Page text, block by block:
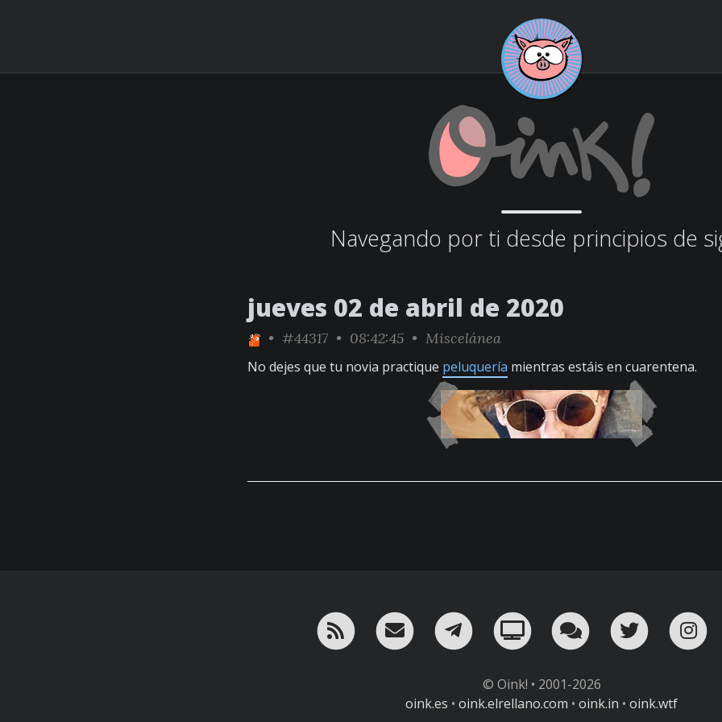
Navegando por ti desde principios de
jueves 02 de abril de 2020
• #44317 • 08:42:45 • Miscelánea
No dejes que tu novia practique peluquería mientras estáis en cuarentena.
RSS ¡Mándame un email!
¡Nuestro canal en Telegram!
Oink! TV Charla conTwitter
© Oink! • 2001-2026
oink.es • oink.elrellano.com • oink.in • oink.wtf